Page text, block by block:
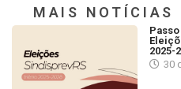
MAIS NOTÍCIAS
2025-
30